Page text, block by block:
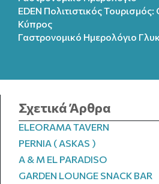
EDEN Πολιτιστικός
Κύπρος
Γαστρονομικό Ημερολόγιo
Σχετικά Άρθρα
ELEORAMA TAVERN
PERNIA ( ASKAS )
A & M EL PARADISO
GARDEN LOUNGE SNACK BAR